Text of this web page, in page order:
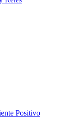
Positivo